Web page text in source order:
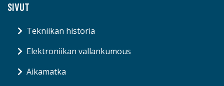
SIVUT
Tekniikan historia
Elektroniikan vallankumous
Aikamatka